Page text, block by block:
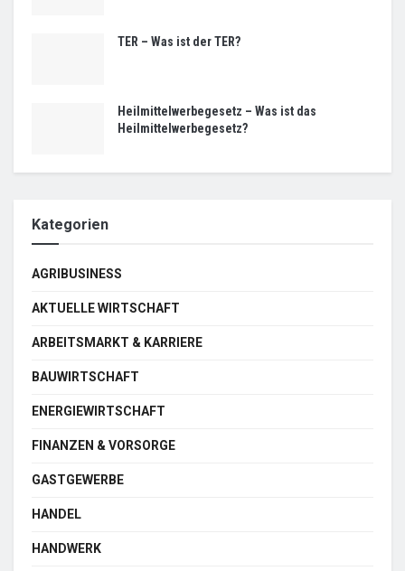
TER – Was ist der TER?
Heilmittelwerbegesetz – Was ist das
Heilmittelwerbegesetz?
Kategorien
AGRIBUSINESS
AKTUELLE WIRTSCHAFT
ARBEITSMARKT & KARRIERE
BAUWIRTSCHAFT
ENERGIEWIRTSCHAFT
FINANZEN & VORSORGE
GASTGEWERBE
HANDEL
HANDWERK